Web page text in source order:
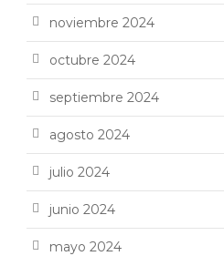
noviembre 2024
octubre 2024
septiembre 2024
agosto 2024
julio 2024
junio 2024
mayo 2024